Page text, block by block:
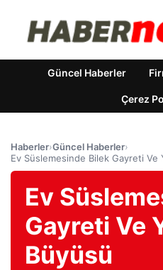
Güncel Haberler
Çerez
Haberler›Güncel Haberler›
Ev Süslemesinde Bilek Gayreti Ve
Ev
Gayreti Ve
Büyüsü